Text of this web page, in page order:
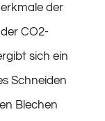
der
CO2-
sich ein
Schneiden
Blechen